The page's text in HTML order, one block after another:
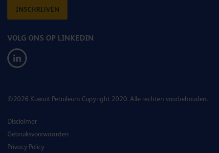
INSCHRIJVEN
VOLG ONS OP LINKEDIN
©2026 Kuwait Petroleum Copyright 2020. Alle rechten voorbehouden.
Disclaimer
Gebruiksvoorwaarden
Privacy Policy